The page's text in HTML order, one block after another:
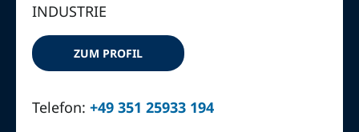
INDUSTRIE
ZUM PROFIL
Telefon:+49 351 25933 194